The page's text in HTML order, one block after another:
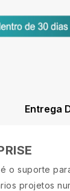
Entrega
o suporte
projetos